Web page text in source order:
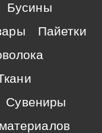
Бусины
Пайетки
Сувениры